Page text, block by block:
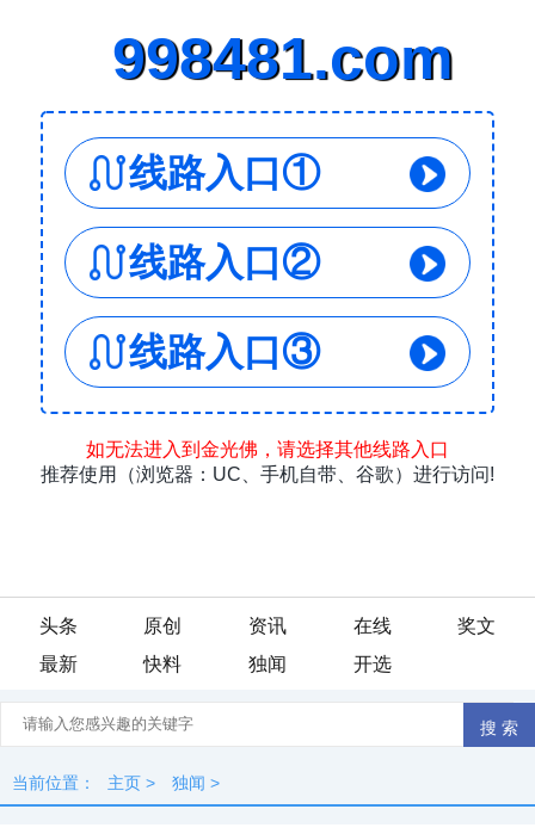
头条 原创 资讯 在线
奖文
最新
快料 独闻 开选
当前位置： 主页 > 独闻 >